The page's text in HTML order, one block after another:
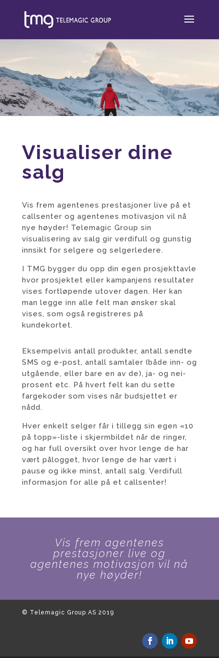
Visualiser dine
salg
Vis frem agentenes prestasjoner live på et
callsenter og agentenes motivasjon vil nå
nye høyder! Telemagic Group sin
visualisering av salg gir verdifull og gunstig
innsikt for selgere og selgerledere.
I TMG bygger du opp din egen prosjekttavle
hvor prosjektet eller kampanjens resultater
vises fortløpende utover dagen. Her kan
man legge inn alle felt man ønsker skal
vises, som også registreres på
kundekortet.
Eksempelvis antall produkter, antall sendte
SMS og e-post, antall samtaler (både inn- og
utgående, eller bare en av de), ja- og nei-
prosent etc. På hvert felt kan du sette
fargekoder som vises når budsjettet er
nådd.
Hver enkelt selger får i tillegg sin egen «10
på topp»-liste i skjermbildet når de ringer,
og har full oversikt over hvor lenge de har
vært pålogget, hvor lenge de har vært i
pause og ikke minst, antall salg. Verdifull
informasjon for alle på et callsenter!
Vis frem agentenes
prestasjoner live og
agentenes motivasjon vil nå
nye høyder!
© Telemagic Group AS 2019